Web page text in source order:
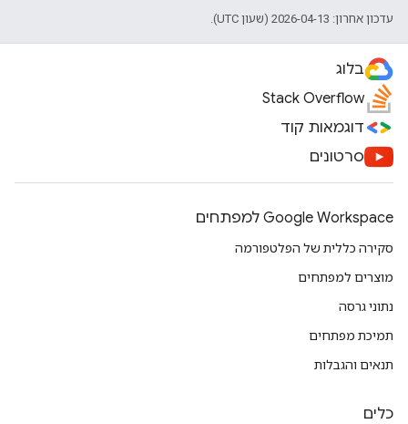
עדכון אחרון: 2026-04-13 (שעון UTC).
בלוג
Stack Overflow
דוגמאות קוד
סרטונים
Google Workspace למפתחים
סקירה כללית של הפלטפורמה
מוצרים למפתחים
נתוני גרסה
תמיכת מפתחים
תנאים והגבלות
כלים